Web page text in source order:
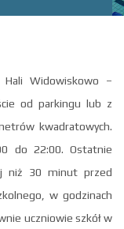
Widowiskowo –
od parkingu lub z
kwadratowych.
do 22:00. Ostatnie
niż 30 minut przed
w godzinach
uczniowie szkół w